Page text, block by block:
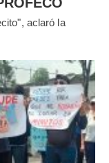
aclaró la